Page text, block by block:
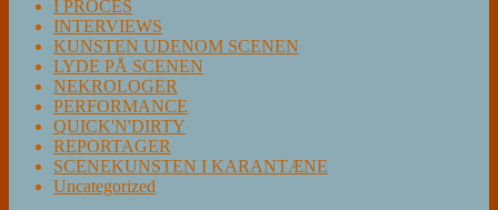
I PROCES
INTERVIEWS
KUNSTEN UDENOM SCENEN
LYDE PÅ SCENEN
NEKROLOGER
PERFORMANCE
QUICK'N'DIRTY
REPORTAGER
SCENEKUNSTEN I KARANTÆNE
Uncategorized